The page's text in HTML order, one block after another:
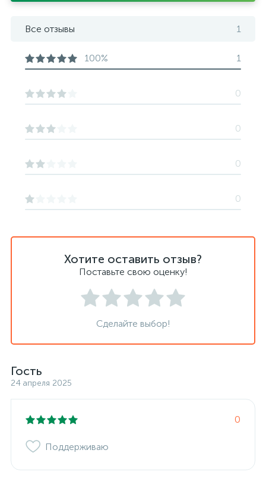
Хотите оставить отзыв?
Поставьте свою оценку!
Сделайте выбор!
Гость
24 апреля 2025
0
Поддерживаю
Все отзывы 1
100% 1
0
0
0
0